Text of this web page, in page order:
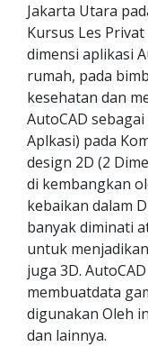
Jakarta Utara
Kursus Les
dimensi aplikasi
rumah, pada
kesehatan dan
AutoCAD
Aplkasi) pada
design 2D (2
di kembangkan
kebaikan dalam
banyak diminati
untuk
juga 3D.
membuatdata
digunakan Oleh
dan lainnya.